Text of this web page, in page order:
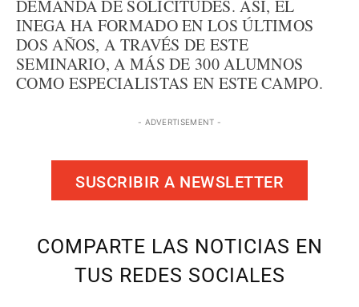
DEMANDA DE SOLICITUDES. ASÍ, EL
INEGA HA FORMADO EN LOS ÚLTIMOS
DOS AÑOS, A TRAVÉS DE ESTE
SEMINARIO, A MÁS DE 300 ALUMNOS
COMO ESPECIALISTAS EN ESTE CAMPO.
- ADVERTISEMENT -
SUSCRIBIR A NEWSLETTER
COMPARTE LAS NOTICIAS EN
TUS REDES SOCIALES